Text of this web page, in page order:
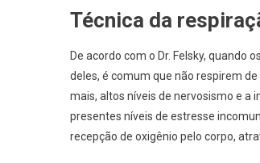
Técnica da
De acordo com o Dr. Felsky, quando
deles, é comum que não respirem
mais, altos níveis de nervosismo e a
presentes níveis de estresse
recepção de oxigênio pelo corpo,